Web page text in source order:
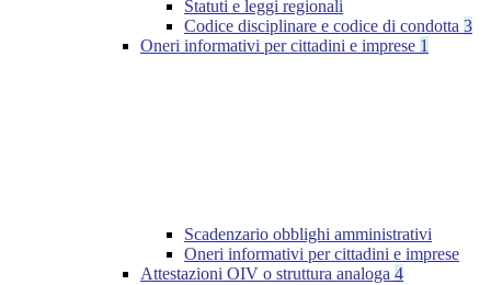
Statuti e leggi regionali
Codice disciplinare e codice di condotta 3
Oneri informativi per cittadini e imprese 1
Scadenzario obblighi amministrativi
Oneri informativi per cittadini e imprese
Attestazioni OIV o struttura analoga 4